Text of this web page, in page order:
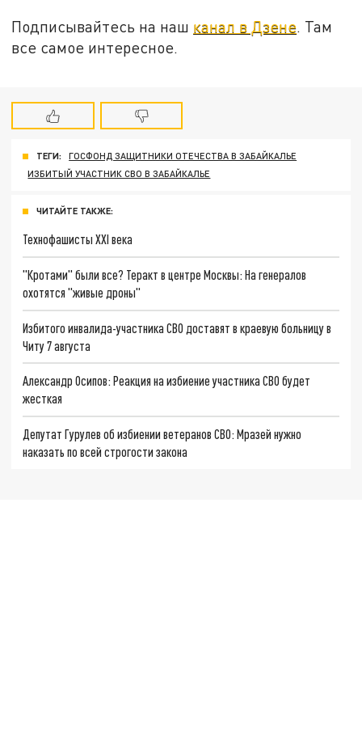
Подписывайтесь на наш канал в Дзене. Там
все самое интересное.
ТЕГИ:
ГОСФОНД ЗАЩИТНИКИ ОТЕЧЕСТВА В ЗАБАЙКАЛЬЕ
ИЗБИТЫЙ УЧАСТНИК СВО В ЗАБАЙКАЛЬЕ
ЧИТАЙТЕ ТАКЖЕ:
Технофашисты XXI века
"Кротами" были все? Теракт в центре Москвы: На генералов
охотятся "живые дроны"
Избитого инвалида-участника СВО доставят в краевую больницу в
Читу 7 августа
Александр Осипов: Реакция на избиение участника СВО будет
жесткая
Депутат Гурулев об избиении ветеранов СВО: Мразей нужно
наказать по всей строгости закона